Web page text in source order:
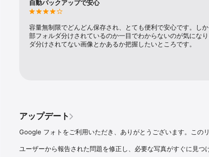
真や動画を「ロックされたフォルダ」に保存して、デバイスの
• 大切な思い出を振り返って共有: Google フォトで思い出をたど
Google フォトを使用していない相手とでも、写真、動画、アル
• 思い出を安全に保管: 写真や動画を保存した瞬間から安全性を
た写真は、デバイスのストレージから簡単に削除できます。
• お気に入りの瞬間をプリント:
写真をプリントして飾り、家の中に彩りを添えましょう。大切
ンバス ウォールアートなどへと姿を変えます。プリントの料金
ービスは、米国、EU 加盟国、英国、カナダでのみご利用いただ
自動バックアップで安心
容量無制限でどんどん保存され、とても便利で安心です。し
部フォルダ分けされているのか一目でわからないのが気にな
ダ分けされてない画像とかあるか把握したいところです。
アップデート
Google フォトをご利用いただき、ありがとうございます。この
ユーザーから報告された問題を修正し、必要な写真がすぐに見つ